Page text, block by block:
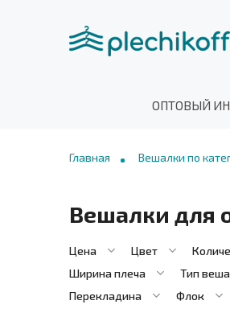
ОПТОВЫЙ
Главная Вешалки по
Вешалки для
Цена Цвет
Ширина плеча
Тип
Перекладина
Флок